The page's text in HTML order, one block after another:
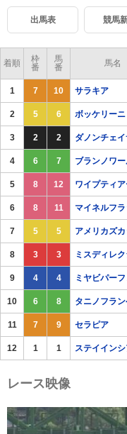
出馬表 競馬
着順
枠
番
馬
番
馬名
1 7 10 サラキア
2 5 6 ボッケリーニ
3 2 2 ダノンチェ
4 6 7 ブランノワ
5 8 12 ワイプティ
6 8 11 マイネルフ
7 5 5 アメリカズ
8 3 3 ミスディレ
9 4 4 ミヤビパー
10 6 8 タニノフラ
11 7 9 セラピア
12 1 1 ステイイン
レース映像